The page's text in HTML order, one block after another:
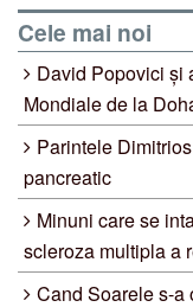
Cele mai noi
David Popovici și
Mondiale de la
Parintele
pancreatic
Minuni care se
scleroza multipla a
Cand Soarele s-a